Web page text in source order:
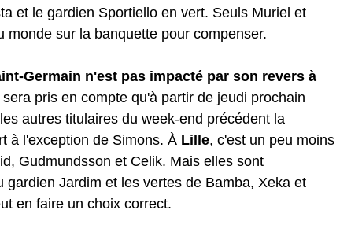
et le gardien Sportiello en vert. Seuls Muriel et
monde sur la banquette pour compenser.
Germain n'est pas impacté par son revers à
pris en compte qu'à partir de jeudi prochain
autres titulaires du week-end précédent la
à l'exception de Simons. À Lille, c'est un peu moins
Gudmundsson et Celik. Mais elles sont
Jardim et les vertes de Bamba, Xeka et
en faire un choix correct.